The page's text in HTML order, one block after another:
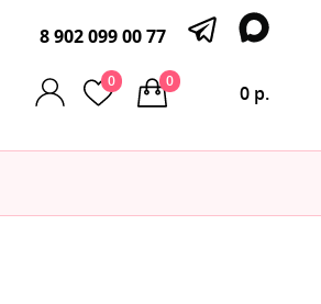
8 902 099 00 77
0
0 р.
0